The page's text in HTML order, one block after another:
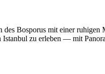
Bosporus mit einer
zu erleben — mit